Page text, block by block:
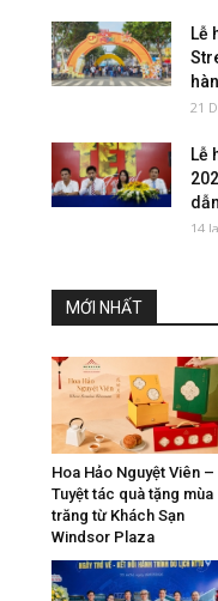
Lễ
21
Lễ
dẫn
14
MỚI NHẤT
Hoa Hảo Nguyệt Viên –
Tuyệt tác quà tặng mùa
trăng từ Khách Sạn
Windsor Plaza